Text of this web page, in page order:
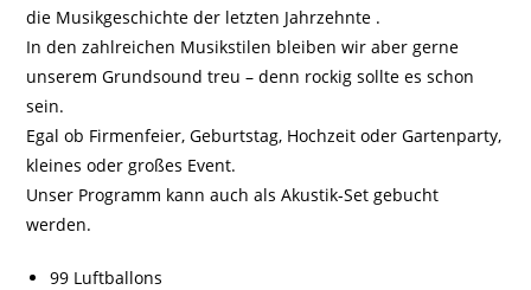
die Musikgeschichte der letzten Jahrzehnte .
In den zahlreichen Musikstilen bleiben wir aber gerne
unserem Grundsound treu – denn rockig sollte es schon
sein.
Egal ob Firmenfeier, Geburtstag, Hochzeit oder Gartenparty,
kleines oder großes Event.
Unser Programm kann auch als Akustik-Set gebucht
werden.
99 Luftballons